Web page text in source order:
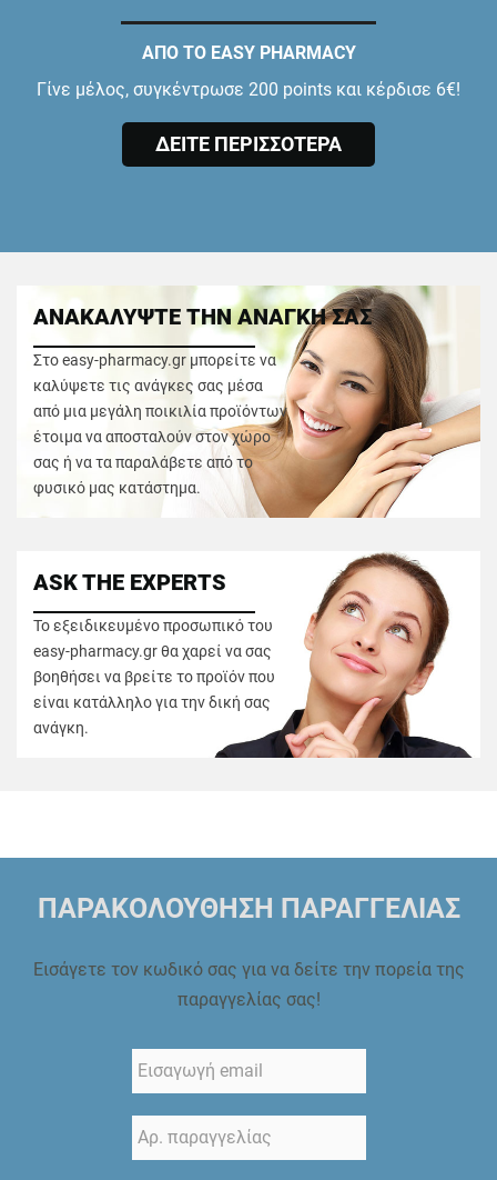
ΑΠΟ ΤΟ EASY PHARMACY
Γίνε μέλος, συγκέντρωσε 200 points και κέρδισε 6€!
ΔΕΙΤΕ ΠΕΡΙΣΣΟΤΕΡΑ
ΑΝΑΚΑΛΥΨΤΕ ΤΗΝ ΑΝΑΓΚΗ ΣΑΣ
Στο easy-pharmacy.gr μπορείτε να
καλύψετε τις ανάγκες σας μέσα
από μια μεγάλη ποικιλία προϊόντων
έτοιμα να αποσταλούν στον χώρο
σας ή να τα παραλάβετε από το
φυσικό μας κατάστημα.
ASK THE EXPERTS
Το εξειδικευμένο προσωπικό του
easy-pharmacy.gr θα χαρεί να σας
βοηθήσει να βρείτε το προϊόν που
είναι κατάλληλο για την δική σας
ανάγκη.
ΠΑΡΑΚΟΛΟΥΘΗΣΗ ΠΑΡΑΓΓΕΛΙΑΣ
Εισάγετε τον κωδικό σας για να δείτε την πορεία της
παραγγελίας σας!